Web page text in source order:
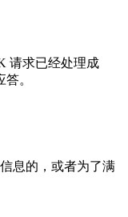
请求已经处理成
。
息的，或者为了满